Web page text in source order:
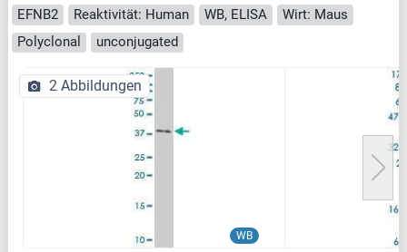
EFNB2 Reaktivität: Human WB, ELISA
Wirt: Maus
Polyclonal
unconjugated
WB
2 Abbildungen